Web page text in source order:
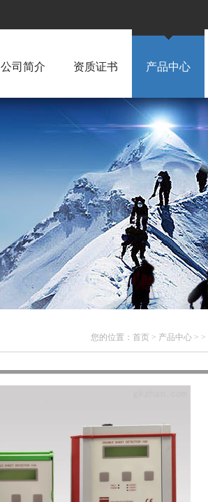
公司简介 资质证书 产品中心
您的位置： 首页 > 产品中心 > >